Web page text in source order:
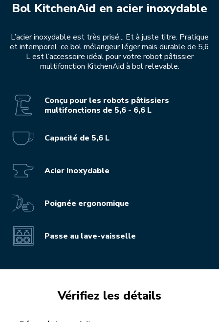
Bol KitchenAid en acier inoxydable
L’acier inoxydable est très prisé... Et à juste titre. Pratique
et intemporel, ce bol mélangeur léger mais durable de 5,6
L est l’accessoire idéal pour votre robot pâtissier
multifonction KitchenAid à bol relevable.
Conçu pour les robots pâtissiers
multifonctions de 5,6 - 6,6 L
Capacité de 5,6 L
Acier inoxydable
Poignée ergonomique
Passe au lave-vaisselle
Vérifiez les détails